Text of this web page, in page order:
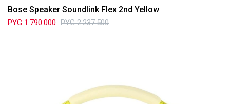
Bose Speaker Soundlink Flex 2nd Yellow
PYG 1.790.000 PYG 2.237.500